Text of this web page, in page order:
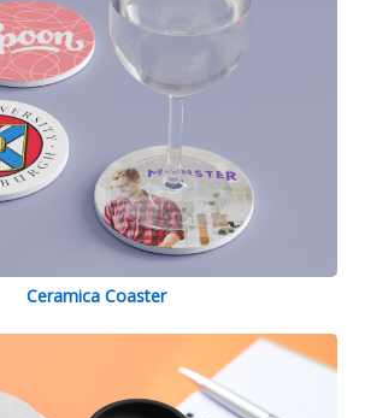
Ceramica Coaster